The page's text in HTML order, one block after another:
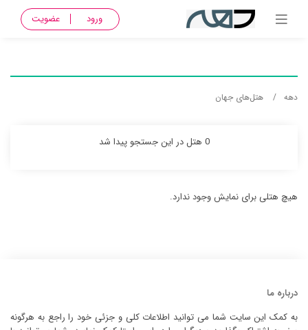
ورود عضویت
دهه هتل‌های جهان
0 هتل در این جستجو پیدا شد
هیچ هتلی برای نمایش وجود ندارد.
درباره ما
به کمک این سایت شما می توانید اطلاعات کلی و جزئی خود را راجع به هرگونه